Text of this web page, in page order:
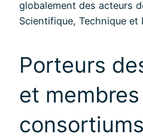
globalement des acteurs
Scientifique, Technique et
Porteurs
et